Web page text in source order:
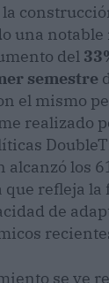
una notable
del
semestre
el mismo
realizado
alcanzó los
refleja la
de
se ve